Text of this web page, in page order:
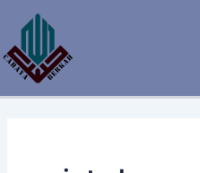
Lewati
konten